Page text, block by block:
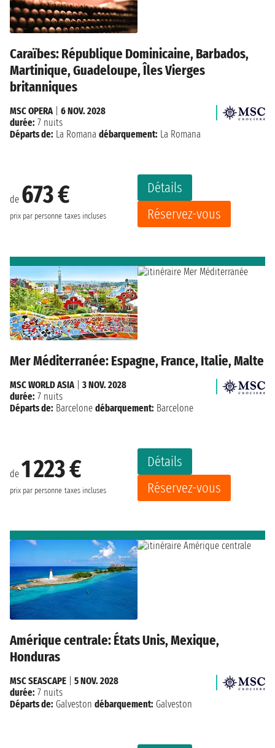
Caraïbes: République Dominicaine, Barbados,
Martinique, Guadeloupe, Îles Vierges
britanniques
de 673 €
prix par personne taxes incluses
Détails
Réservez-vous
MSC OPERA| 6 NOV. 2028
durée: 7 nuits
Départs de: La Romana débarquement: La Romana
Mer Méditerranée: Espagne, France, Italie, Malte
de 1 223 €
prix par personne taxes incluses
Détails
Réservez-vous
MSC WORLD ASIA| 3 NOV. 2028
durée: 7 nuits
Départs de: Barcelone débarquement: Barcelone
Amérique centrale: États Unis, Mexique,
Honduras
MSC SEASCAPE
5 NOV. 2028
durée: 7 nuits
Départs de: Galveston débarquement: Galveston